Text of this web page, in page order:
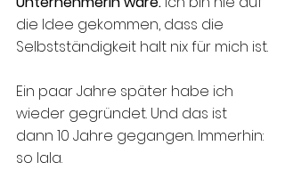
die Idee gekommen, dass die
Selbstständigkeit halt nix für mich ist.
Ein paar Jahre später habe ich
wieder gegründet. Und das ist
dann 10 Jahre gegangen. Immerhin:
so lala.